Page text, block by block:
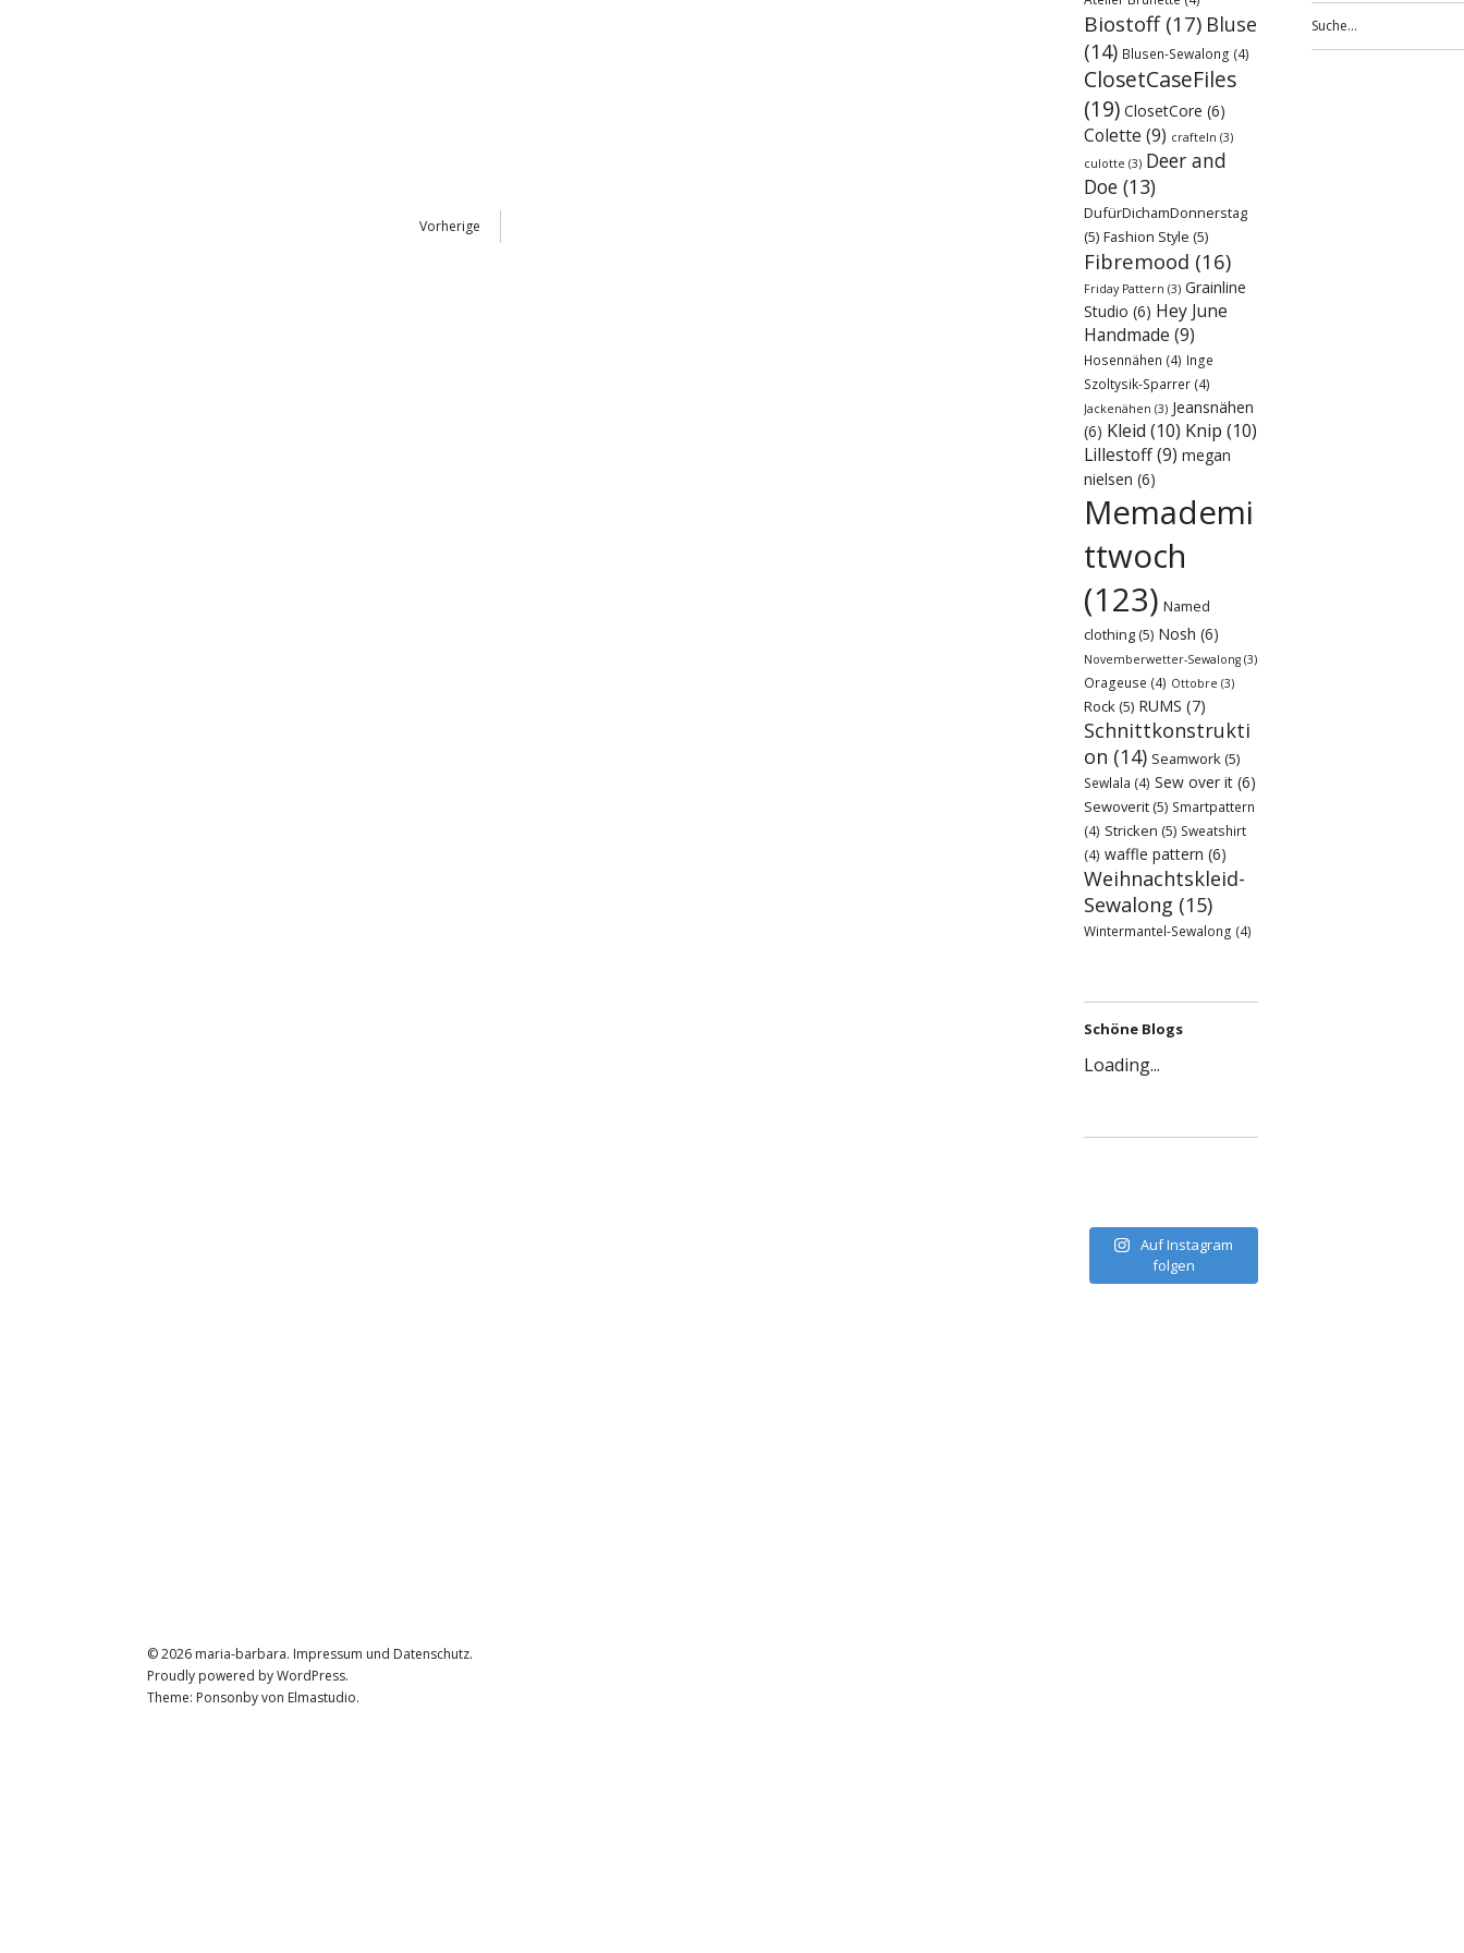
Vorherige
Biostoff(17) Bluse
(14) Blusen-Sewalong (4)
ClosetCaseFiles
(19) ClosetCore (6)
Colette (9) crafteln (3)
culotte (3) Deer and
Doe (13)
DufürDichamDonnerstag
(5) Fashion Style (5)
Fibremood (16)
Friday Pattern (3) Grainline
Studio (6) Hey June
Handmade (9)
Hosennähen (4) Inge
Szoltysik-Sparrer (4)
Jackenähen (3) Jeansnähen
(6) Kleid (10) Knip (10)
Lillestoff(9) megan
nielsen (6)
Memademi
ttwoch
(123) Named
clothing (5) Nosh (6)
Novemberwetter-Sewalong (3)
Orageuse (4) Ottobre (3)
Rock (5) RUMS (7)
Schnittkonstrukti
on (14) Seamwork (5)
Sewlala (4) Sew over it (6)
Sewoverit (5) Smartpattern
(4) Stricken (5) Sweatshirt
(4) waffle pattern (6)
Weihnachtskleid-
Sewalong (15)
Wintermantel-Sewalong (4)
Schöne Blogs
Loading...
Auf Instagram
folgen
© 2026 maria-barbara. Impressum und Datenschutz
Proudly powered byWordPress.
Theme: Ponsonby von Elmastudio.